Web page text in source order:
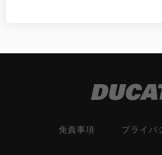
免責事項 プライバ